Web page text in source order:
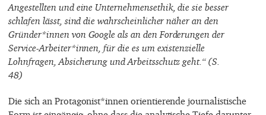
Angestellten und eine Unternehmensethik, die sie besser
schlafen lässt, sind die wahrscheinlicher näher an den
Gründer*innen von Google als an den Forderungen der
Service-Arbeiter*innen, für die es um existenzielle
Lohnfragen, Absicherung und Arbeitsschutz geht.“ (S.
48)
Die sich an Protagonist*innen orientierende journalistische